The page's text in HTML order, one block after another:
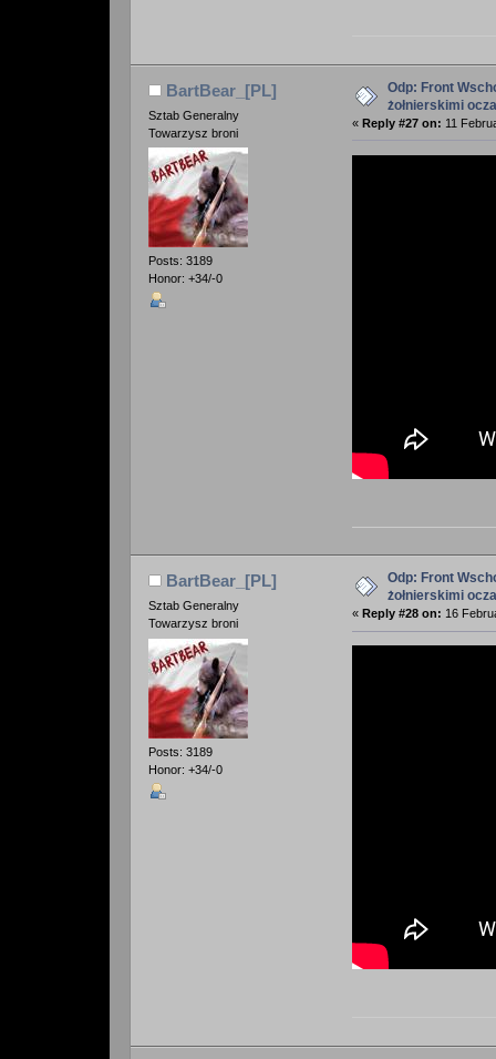
BartBear_[PL]
Sztab Generalny
Towarzysz broni
Posts: 3189
Honor: +34/-0
Odp: Front
żołnierskimi
« Reply #27 on: 11
BartBear_[PL]
Sztab Generalny
Towarzysz broni
Posts: 3189
Honor: +34/-0
Odp: Front
żołnierskimi
« Reply #28 on: 16